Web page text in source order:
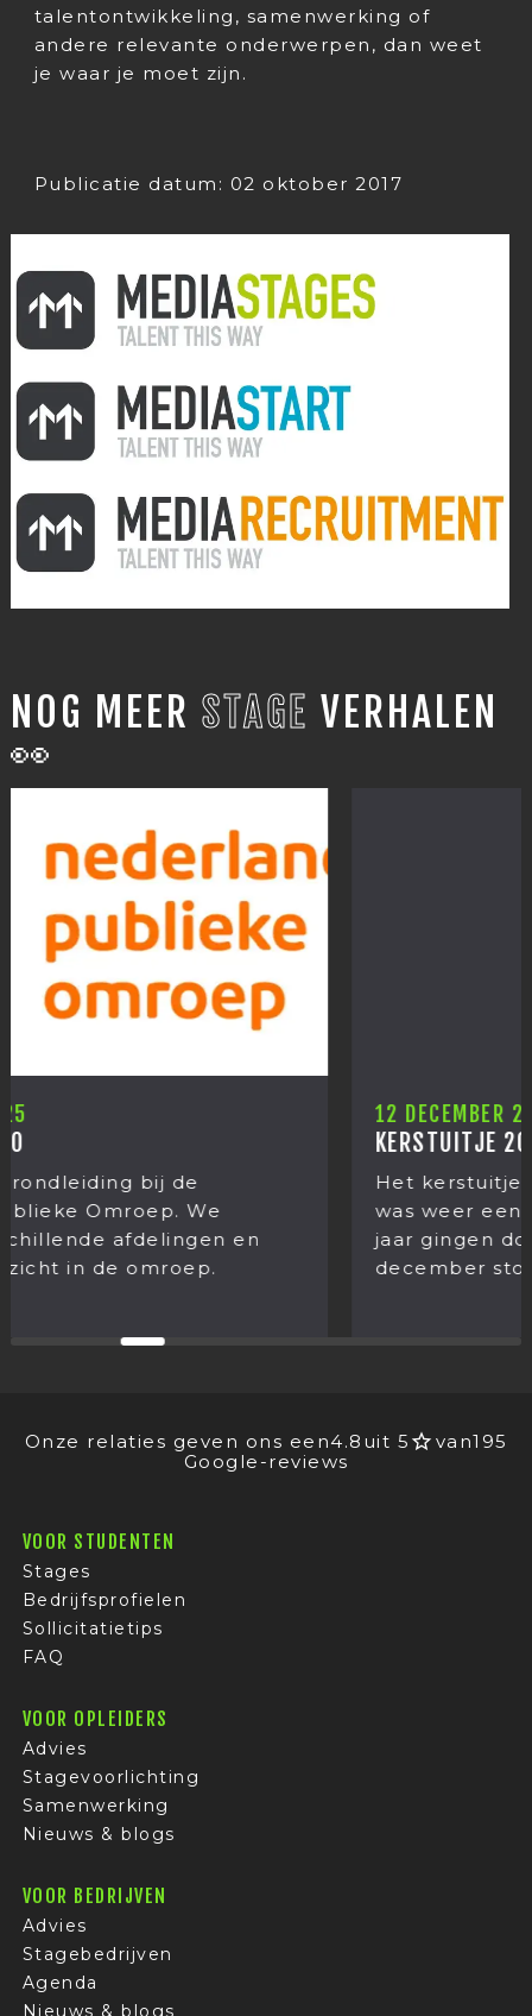
talentontwikkeling, samenwerking of
andere relevante onderwerpen, dan weet
je waar je moet zijn.
Publicatie datum: 02 oktober 2017
NOG MEER STAGE VERHALEN
👀
Het kerstuitje van Mediastages 2025. Het
was weer een grote verrassing wat we dit
jaar gingen doen! Op donderdag 11
december stond het jaarlijkse...
Onze relaties geven ons een4.8 uit 5 van195
Google-reviews
VOOR STUDENTEN
Stages
Bedrijfsprofielen
Sollicitatietips
FAQ
VOOR OPLEIDERS
Advies
Stagevoorlichting
Samenwerking
Nieuws & blogs
VOOR BEDRIJVEN
Advies
Stagebedrijven
Agenda
Nieuws & blogs